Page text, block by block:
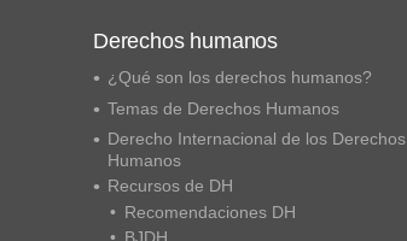
Derechos humanos
¿Qué son los derechos humanos?
Temas de Derechos Humanos
Derecho Internacional de los Derechos
Humanos
Recursos de DH
Recomendaciones DH